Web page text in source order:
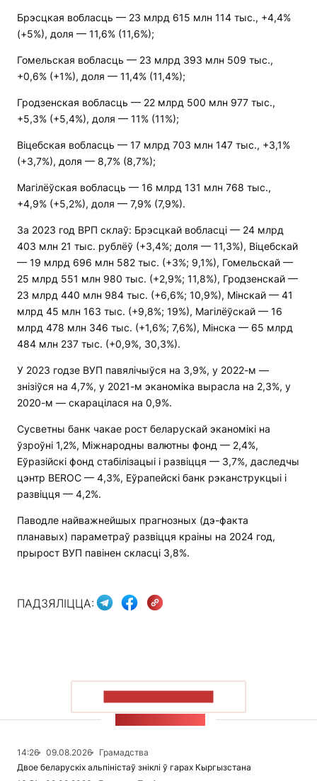
Брэсцкая вобласць — 23 млрд 615 млн 114 тыс., +4,4%
(+5%), доля — 11,6% (11,6%);
Гомельская вобласць — 23 млрд 393 млн 509 тыс.,
+0,6% (+1%), доля — 11,4% (11,4%);
Гродзенская вобласць — 22 млрд 500 млн 977 тыс.,
+5,3% (+5,4%), доля — 11% (11%);
Віцебская вобласць — 17 млрд 703 млн 147 тыс., +3,1%
(+3,7%), доля — 8,7% (8,7%);
Магілёўская вобласць — 16 млрд 131 млн 768 тыс.,
+4,9% (+5,2%), доля — 7,9% (7,9%).
За 2023 год ВРП склаў: Брэсцкай вобласці — 24 млрд
403 млн 21 тыс. рублёў (+3,4%; доля — 11,3%), Віцебскай
— 19 млрд 696 млн 582 тыс. (+3%; 9,1%), Гомельскай —
25 млрд 551 млн 980 тыс. (+2,9%; 11,8%), Гродзенскай —
23 млрд 440 млн 984 тыс. (+6,6%; 10,9%), Мінскай — 41
млрд 45 млн 163 тыс. (+9,8%; 19%), Магілёўскай — 16
млрд 478 млн 346 тыс. (+1,6%; 7,6%), Мінска — 65 млрд
484 млн 237 тыс. (+0,9%, 30,3%).
У 2023 годзе ВУП павялічыўся на 3,9%, у 2022-м —
знізіўся на 4,7%, у 2021-м эканоміка вырасла на 2,3%, у
2020-м — скарацілася на 0,9%.
Сусветны банк чакае рост беларускай эканомікі на
ўзроўні 1,2%, Міжнародны валютны фонд — 2,4%,
Еўразійскі фонд стабілізацыі і развіцця — 3,7%, даследчы
цэнтр BEROC — 4,3%, Еўрапейскі банк рэканструкцыі і
развіцця — 4,2%.
Паводле найважнейшых прагнозных (дэ-факта
планавых) параметраў развіцця краіны на 2024 год,
прырост ВУП павінен скласці 3,8%.
ПАДЗЯЛІЦЦА:
14:26 09.08.2026
Грамадства
Двое беларускіх альпіністаў зніклі ў гарах Кыргызстана